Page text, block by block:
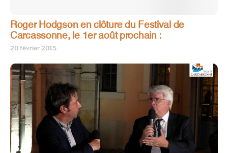
Roger Hodgson en clôture du Festival de
Carcassonne, le 1er août prochain :
20 février 2015